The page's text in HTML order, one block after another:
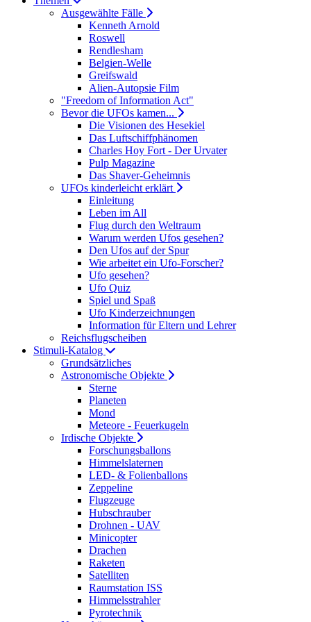
Ausgewählte Fälle
Kenneth Arnold
Roswell
Rendlesham
Belgien-Welle
Greifswald
Alien-Autopsie Film
"Freedom of Information Act"
Bevor die UFOs kamen...
Die Visionen des Hesekiel
Das Luftschiffphänomen
Charles Hoy Fort - Der Urvater
Pulp Magazine
Das Shaver-Geheimnis
UFOs kinderleicht erklärt
Einleitung
Leben im All
Flug durch den Weltraum
Warum werden Ufos gesehen?
Den Ufos auf der Spur
Wie arbeitet ein Ufo-Forscher?
Ufo gesehen?
Ufo Quiz
Spiel und Spaß
Ufo Kinderzeichnungen
Information für Eltern und Lehrer
Reichsflugscheiben
Stimuli-Katalog
Grundsätzliches
Astronomische Objekte
Sterne
Planeten
Mond
Meteore - Feuerkugeln
Irdische Objekte
Forschungsballons
Himmelslaternen
LED- & Folienballons
Zeppeline
Flugzeuge
Hubschrauber
Drohnen - UAV
Minicopter
Drachen
Raketen
Satelliten
Raumstation ISS
Himmelsstrahler
Pyrotechnik